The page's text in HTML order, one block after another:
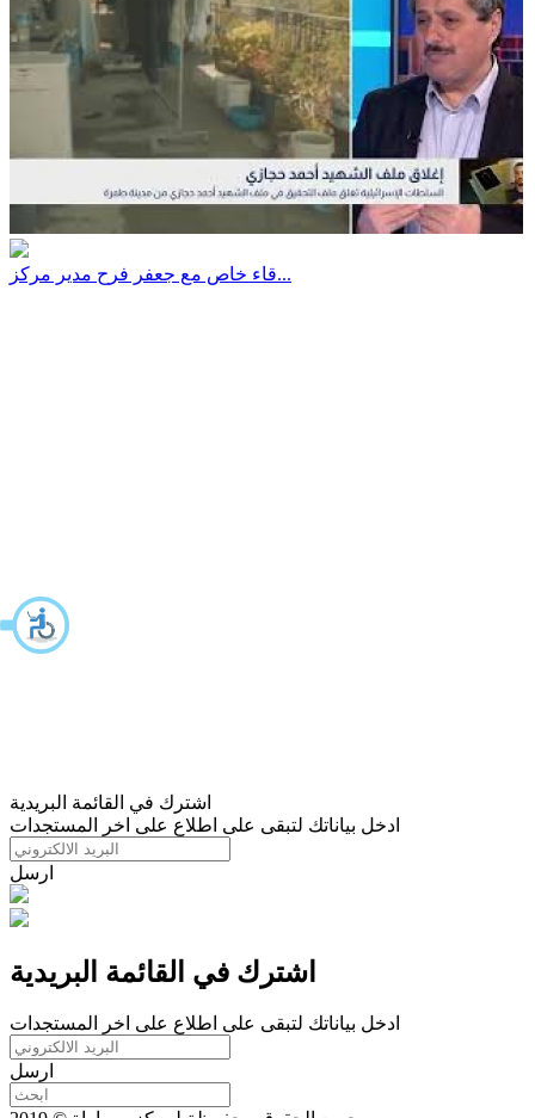
قاء خاص مع جعفر فرح مدير مركز...
اشترك في القائمة البريدية
ادخل بياناتك لتبقى على اطلاع على اخر المستجدات
ارسل
اشترك في القائمة البريدية
ادخل بياناتك لتبقى على اطلاع على اخر المستجدات
ارسل